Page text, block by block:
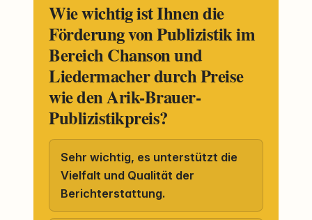
Wie wichtig ist Ihnen die
Förderung von Publizistik im
Bereich Chanson und
Liedermacher durch Preise
wie den Arik-Brauer-
Publizistikpreis?
Sehr wichtig, es unterstützt die
Vielfalt und Qualität der
Berichterstattung.